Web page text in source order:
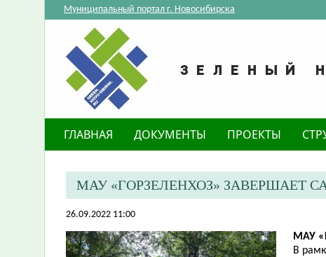
Муниципальный портал г. Новосибирска
ГЛАВНАЯ ДОКУМЕНТЫ ПРОЕКТЫ
​МАУ «ГОРЗЕЛЕНХОЗ» ЗАВЕРШАЕТ
26.09.2022 11:00
​МАУ
В